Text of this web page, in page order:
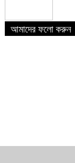
আমাদের ফলো করুন